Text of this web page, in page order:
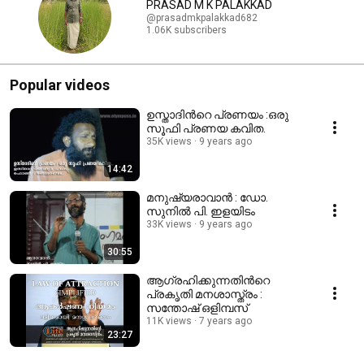
PRASAD M K PALAKKAD
@prasadmkpalakkad682
1.06K subscribers
Popular videos
14:42
ഉസ്താദിന്‍റെ പ്രണയം :ഒരു
സൂഫി പ്രണയ കവിത.
35K views 9 years ago
30:55
മനുഷ്യരാവാന്‍ : ഡോ.
സുനില്‍ പി. ഇളയിടം
33K views 9 years ago
23:27
ആഗ്രഹിക്കുന്നതിന്‍റെ
പ്രകൃതി മനശാസ്ത്രം :
സന്തോഷ്‌ ഒളിമ്പസ്
11K views 7 years ago